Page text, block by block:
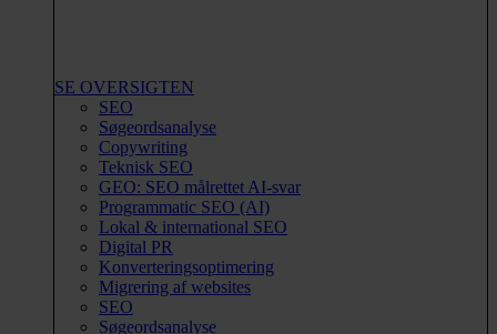
SE OVERSIGTEN
SEO
Søgeordsanalyse
Copywriting
Teknisk SEO
GEO: SEO målrettet AI-svar
Programmatic SEO (AI)
Lokal & international SEO
Digital PR
Konverteringsoptimering
Migrering af websites
SEO
Søgeordsanalyse